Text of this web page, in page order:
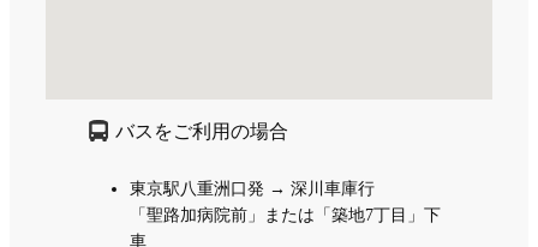
バスをご利用の場合
東京駅八重洲口発 → 深川車庫行
「聖路加病院前」または「築地7丁目」下
車